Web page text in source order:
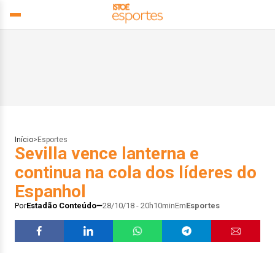
Início> Esportes
Sevilla vence lanterna e
continua na cola dos líderes do
Espanhol
PorEstadão Conteúdo 28/10/18 - 20h10minEmEsportes